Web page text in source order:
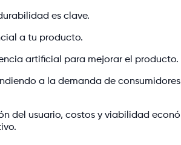
es clave.
a tu producto.
artificial para mejorar el producto.
a la demanda de consumidores
del usuario, costos y viabilidad